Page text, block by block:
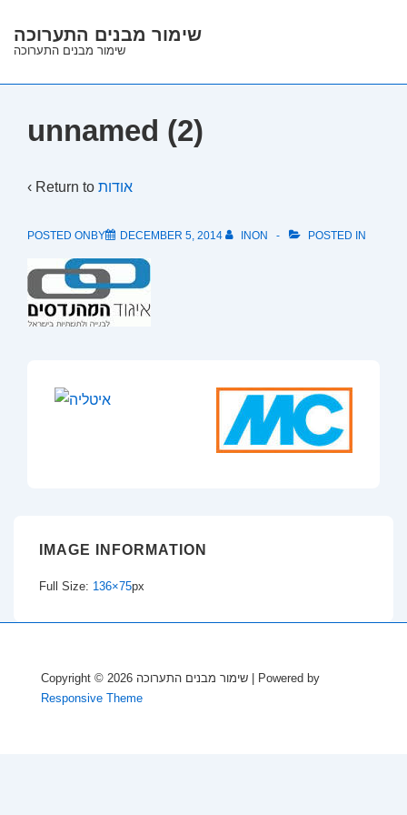
Skip
Main
שימור מבנים התערוכה
שימור מבנים התערוכה
unnamed (2)
‹ Return to אודות
POSTED ONBY DECEMBER 5, 2014 INON POSTED IN
IMAGE INFORMATION
Full Size: 136×75px
Copyright © 2026
| Powered by
Responsive Theme